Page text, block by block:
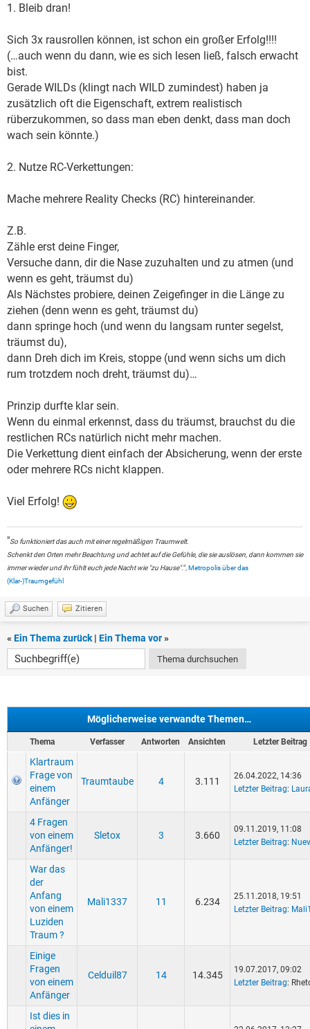
1. Bleib dran!
Sich 3x rausrollen können, ist schon ein großer Erfolg!!!!
(…auch wenn du dann, wie es sich lesen ließ, falsch erwacht
bist.
Gerade WILDs (klingt nach WILD zumindest) haben ja
zusätzlich oft die Eigenschaft, extrem realistisch
rüberzukommen, so dass man eben denkt, dass man doch
wach sein könnte.)
2. Nutze RC-Verkettungen:
Mache mehrere Reality Checks (RC) hintereinander.
Z.B.
Zähle erst deine Finger,
Versuche dann, dir die Nase zuzuhalten und zu atmen (und
wenn es geht, träumst du)
Als Nächstes probiere, deinen Zeigefinger in die Länge zu
ziehen (denn wenn es geht, träumst du)
dann springe hoch (und wenn du langsam runter segelst,
träumst du),
dann Dreh dich im Kreis, stoppe (und wenn sichs um dich
rum trotzdem noch dreht, träumst du)…
Prinzip durfte klar sein.
Wenn du einmal erkennst, dass du träumst, brauchst du die
restlichen RCs natürlich nicht mehr machen.
Die Verkettung dient einfach der Absicherung, wenn der erste
oder mehrere RCs nicht klappen.
Viel Erfolg!
"So funktioniert das auch mit einer regelmäßigen Traumwelt.
Schenkt den Orten mehr Beachtung und achtet auf die Gefühle, die sie auslösen, dann kommen sie
immer wieder und ihr fühlt euch jede Nacht wie "zu Hause".", Metropolis über das
(Klar-)Traumgefühl
Suchen Zitieren
« Ein Thema zurück | Ein Thema vor»
Möglicherweise verwandte Themen…
Thema Verfasser Antworten Ansichten Letzter Beitrag
Klartraum
Frage von
einem
Anfänger
Traumtaube 4 3.111
26.04.2022, 14:36
Letzter Beitrag:
4 Fragen
von einem
Anfänger!
Sletox 3 3.660
09.11.2019, 11:08
Letzter Beitrag:
War das
der
Anfang
von einem
Luziden
Traum ?
Mali1337 11 6.234
25.11.2018, 19:51
Letzter Beitrag:
Einige
Fragen
von einem
Anfänger
Celduil87 14 14.345
19.07.2017, 09:02
Letzter Beitrag:
Ist dies in